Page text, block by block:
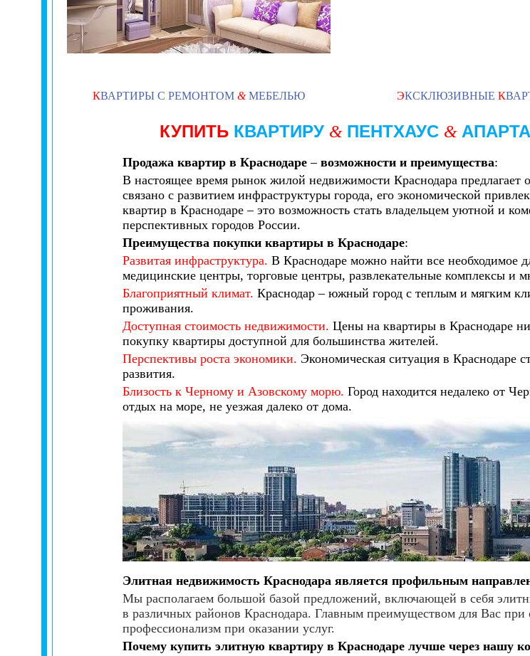
КВАРТИРЫ С РЕМОНТОМ &МЕБЕЛЬЮ ЭКСКЛЮЗИВНЫЕ К
КУПИТЬ КВАРТИРУ & ПЕНТХАУС &
Продажа квартир в Краснодаре– возможности и преимущества:
В настоящее время рынок жилой недвижимости Краснодара
связано с развитием инфраструктуры города, его экономической
квартир в Краснодаре – это возможность стать владельцем уютной и
перспективных городов России.
Преимущества покупки квартиры в Краснодаре:
Развитая инфраструктура. В Краснодаре можно найти все необходимое
медицинские центры, торговые центры, развлекательные комплексы и
Благоприятный климат. Краснодар – южный город с теплым и мягким
проживания.
Доступная стоимость недвижимости. Цены на квартиры в Краснодаре
покупку квартиры доступной для большинства жителей.
Перспективы роста экономики. Экономическая ситуация в Краснодаре
развития.
Близость к Черному и Азовскому морю. Город находится недалеко от
отдых на море, не уезжая далеко от дома.
Элитная недвижимость Краснодара является профильным
Мы располагаем большой базой предложений, включающей в себя
в различных районов Краснодара. Главным преимуществом для Вас
профессионализм при оказании услуг.
Почему купить элитную квартиру в Краснодаре лучше через нашу